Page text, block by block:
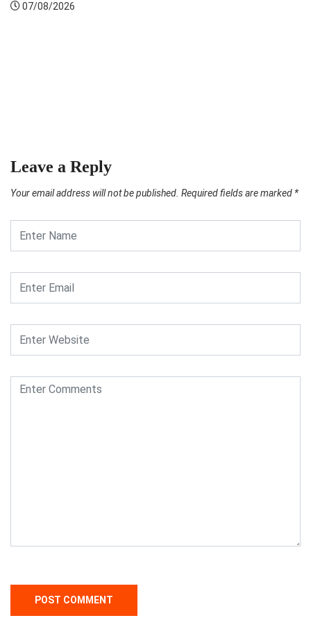
Leave a Reply
Your email address will not be published. Required fields are marked *